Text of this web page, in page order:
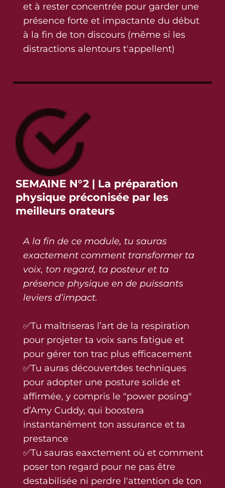
et à rester concentrée pour garder une
présence forte et impactante du début
à la fin de ton discours (même si les
distractions alentours t'appellent)
SEMAINE N°2 | La préparation
physique préconisée par les
meilleurs orateurs
A la fin de ce module, tu sauras
exactement comment transformer ta
voix, ton regard, ta posteur et ta
présence physique en de puissants
leviers d’impact.
✅Tu maîtriseras l’art de la respiration
pour projeter ta voix sans fatigue et
pour gérer ton trac plus efficacement
✅Tu auras découvertdes techniques
pour adopter une posture solide et
affirmée, y compris le "power posing"
d’Amy Cuddy, qui boostera
instantanément ton assurance et ta
prestance
✅Tu sauras eaxctement où et comment
poser ton regard pour ne pas être
destabilisée ni perdre l'attention de ton